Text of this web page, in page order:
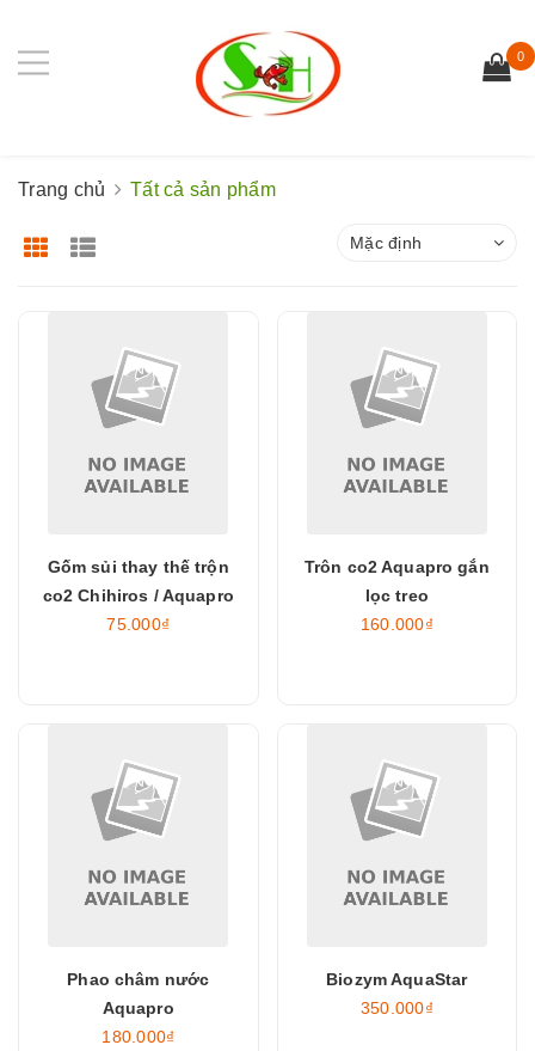
0
Trang chủ Tất cả sản phẩm
Mặc định
Gốm sủi thay thế trộn
co2 Chihiros / Aquapro
75.000₫
Trôn co2 Aquapro gắn
lọc treo
160.000₫
Phao châm nước
Aquapro
180.000₫
Biozym AquaStar
350.000₫